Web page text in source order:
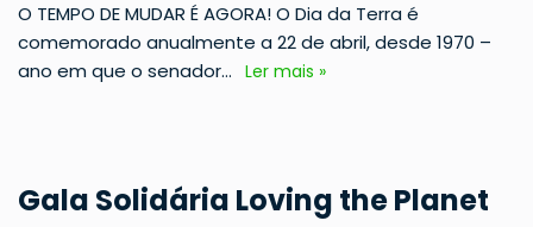
O TEMPO DE MUDAR É AGORA! O Dia da Terra é
comemorado anualmente a 22 de abril, desde 1970 –
ano em que o senador… Ler mais »
Gala Solidária Loving the Planet